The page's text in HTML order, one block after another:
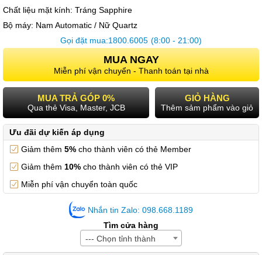
Chất liệu mặt kính: Tráng Sapphire
Bộ máy: Nam Automatic / Nữ Quartz
Gọi đặt mua:1800.6005 (8:00 - 21:00)
MUA NGAY
Miễn phí vận chuyển - Thanh toán tại nhà
MUA TRẢ GÓP 0%
Qua thẻ Visa, Master, JCB
GIỎ HÀNG
Thêm sảm phẩm vào giỏ
Ưu đãi dự kiến áp dụng
Giảm thêm 5% cho thành viên có thẻ Member
Giảm thêm 10% cho thành viên có thẻ VIP
Miễn phí vận chuyển toàn quốc
Nhắn tin Zalo: 098.668.1189
Tìm cửa hàng
--- Chọn tỉnh thành